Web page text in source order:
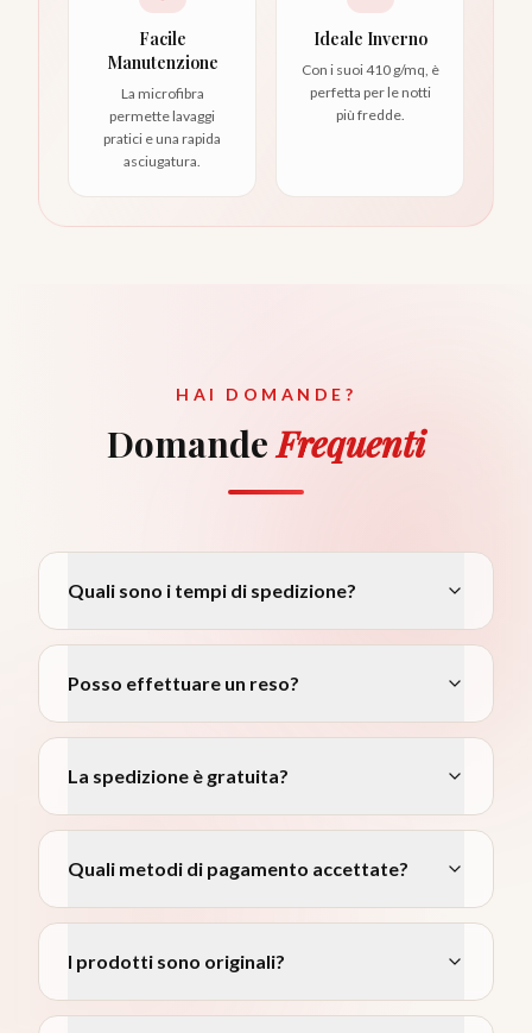
Facile
Manutenzione
La microfibra
permette lavaggi
pratici e una rapida
asciugatura.
Ideale Inverno
Con i suoi 410 g/mq, è
perfetta per le notti
più fredde.
HAI DOMANDE?
DomandeFrequenti
Quali sono i tempi di spedizione?
Posso effettuare un reso?
La spedizione è gratuita?
Quali metodi di pagamento accettate?
I prodotti sono originali?